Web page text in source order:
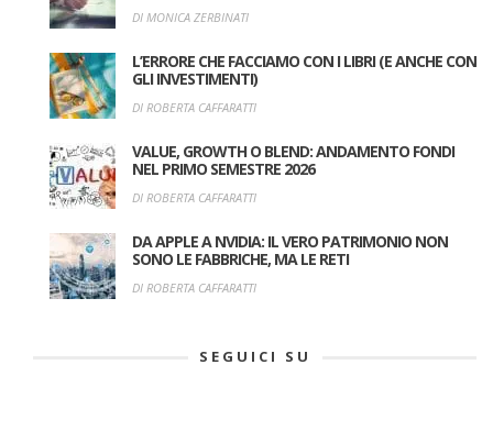
DI MONICA ZERBINATI
L’ERRORE CHE FACCIAMO CON I LIBRI (E ANCHE CON
GLI INVESTIMENTI)
DI ROBERTA CAFFARATTI
VALUE, GROWTH O BLEND: ANDAMENTO FONDI
NEL PRIMO SEMESTRE 2026
DI ROBERTA CAFFARATTI
DA APPLE A NVIDIA: IL VERO PATRIMONIO NON
SONO LE FABBRICHE, MA LE RETI
DI ROBERTA CAFFARATTI
SEGUICI SU